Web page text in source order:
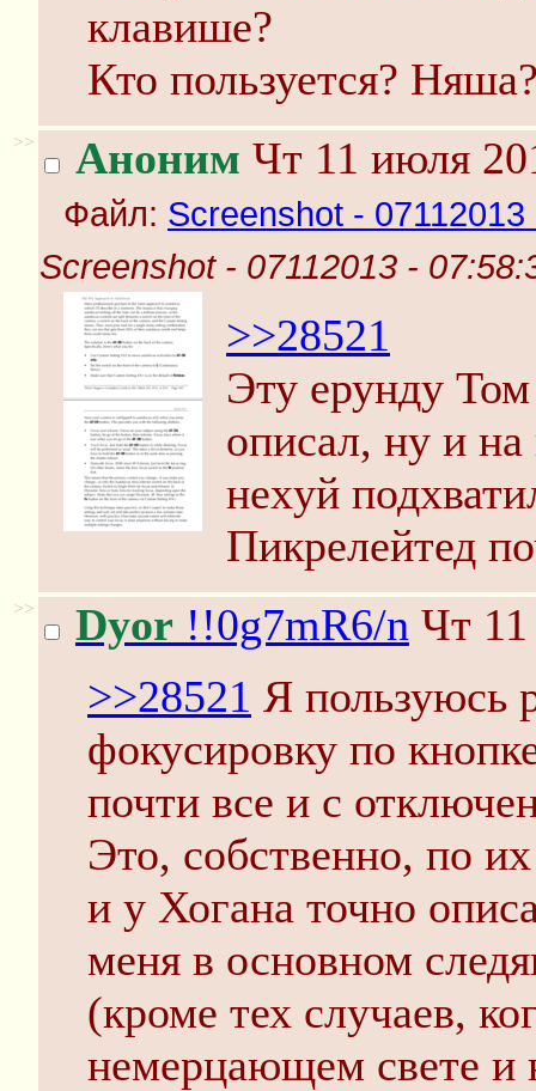
клавише?
Кто пользуется?
>> Аноним Чт 11 июля
Файл: Screenshot -
Screenshot - 07112013 -
>>28521
Эту ерунду
описал, ну и на
неxyй
Пикрелейтед
>> Dyor !!0g7mR6/n Чт
>>28521 Я пользуюсь
фокусировку по
почти все и с
Это, собственно, по
и у Хогана точно
меня в основном
(кроме тех случаев,
немерцающем свете и